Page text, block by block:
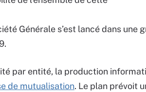
Générale s’est lancé dans une
par entité, la production
de mutualisation. Le plan prévoit